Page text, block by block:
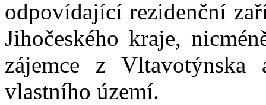
odpovídající rezidenční
Jihočeského kraje,
zájemce z Vltavotýnska
vlastního území.